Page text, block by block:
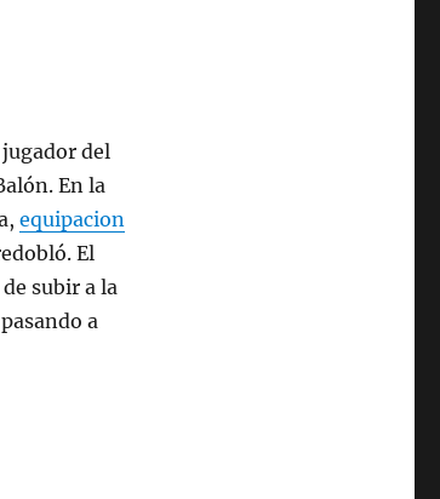
del
En la
equipacion
El
subir a la
a